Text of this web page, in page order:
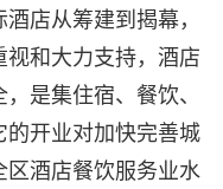
店从筹建到揭幕，
和大力支持，酒店
是集住宿、餐饮、
开业对加快完善城
酒店餐饮服务业水